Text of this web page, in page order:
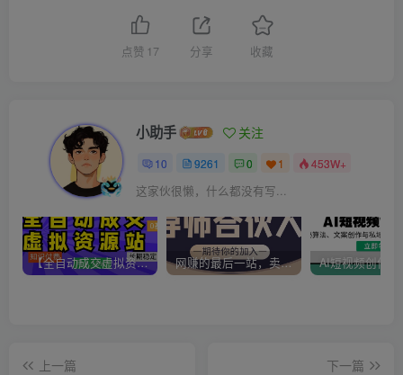
点赞 17 分享 收藏
小助手 关注
10 9261 0 1 453W+
这家伙很懒，什么都没有写...
【全自动成交虚拟资源站】站长唯一陪跑项目！月入10W+~长期稳定~ 网赚的最后一站，卖项目！做网赚顶级猎食者~
上一篇
下一篇